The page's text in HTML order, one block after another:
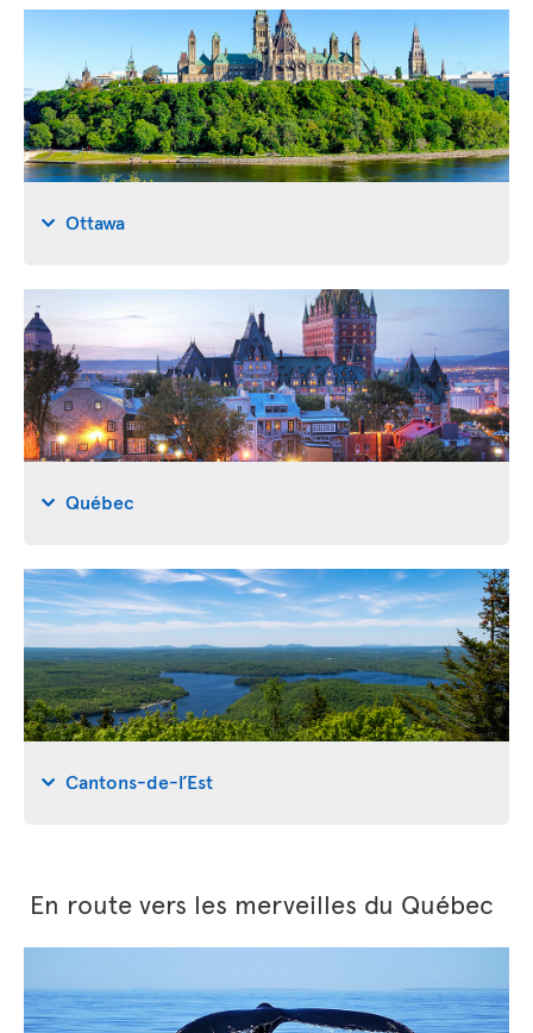
Ottawa
Québec
Cantons-de-l’Est
En route vers les merveilles du Québec